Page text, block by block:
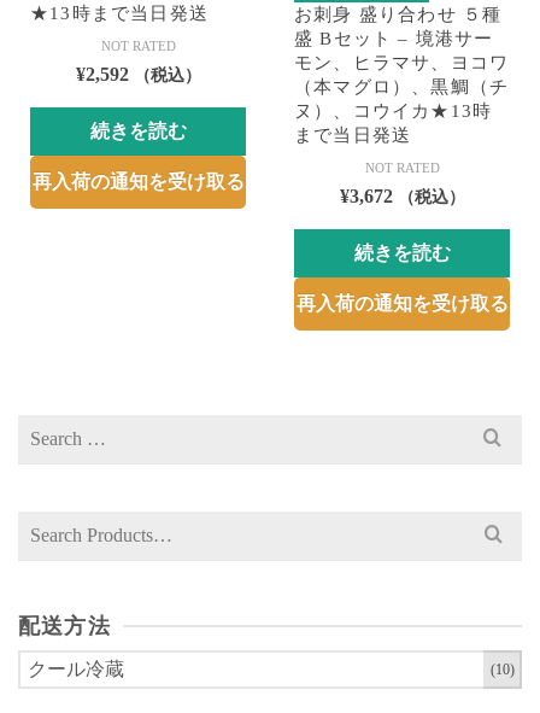
★13時まで当日発送
NOT RATED
¥2,592 （税込）
続きを読む
再入荷の通知を受け取る
お刺身 盛り合わせ ５種
盛 Bセット – 境港サー
モン、ヒラマサ、ヨコワ
（本マグロ）、黒鯛（チ
ヌ）、コウイカ★13時
まで当日発送
NOT RATED
¥3,672 （税込）
続きを読む
再入荷の通知を受け取る
Search
Search
配送方法
クール冷蔵 (10)